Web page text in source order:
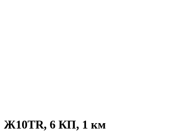
Ж10TR, 6 КП, 1 км